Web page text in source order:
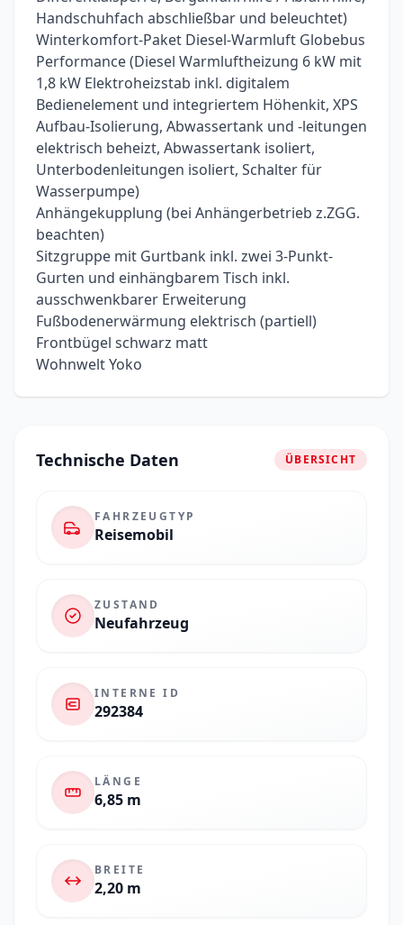
Handschuhfach abschließbar und beleuchtet)
Winterkomfort-Paket Diesel-Warmluft Globebus
Performance (Diesel Warmluftheizung 6 kW mit
1,8 kW Elektroheizstab inkl. digitalem
Bedienelement und integriertem Höhenkit, XPS
Aufbau-Isolierung, Abwassertank und -leitungen
elektrisch beheizt, Abwassertank isoliert,
Unterbodenleitungen isoliert, Schalter für
Wasserpumpe)
Anhängekupplung (bei Anhängerbetrieb z.ZGG.
beachten)
Sitzgruppe mit Gurtbank inkl. zwei 3-Punkt-
Gurten und einhängbarem Tisch inkl.
ausschwenkbarer Erweiterung
Fußbodenerwärmung elektrisch (partiell)
Frontbügel schwarz matt
Wohnwelt Yoko
Technische Daten ÜBERSICHT
FAHRZEUGTYP
Reisemobil
ZUSTAND
Neufahrzeug
INTERNE ID
292384
LÄNGE
6,85 m
BREITE
2,20 m